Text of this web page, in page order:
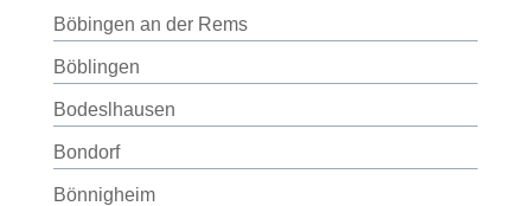
Böbingen an der Rems
Böblingen
Bodeslhausen
Bondorf
Bönnigheim